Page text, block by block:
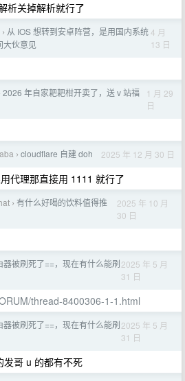
析关掉解析就行了
› 从 IOS 想转到安卓阵营，是用国内系统
大伙意见
4 月
13 日
2026 年自家耙耙柑开卖了，送 v 站福
1 月 29
日
› cloudflare 自建 doh 2025 年 12 月 30 日
代理那直接用 1111 就行了
› 有什么好喝的饮料值得推
2025 年 10 月
30 日
器被刷死了==，现在有什么能刷2025 年 5 月
31 日
thread-8400306-1-1.html
器被刷死了==，现在有什么能刷2025 年 5 月
31 日
发哥 u 的都有不死